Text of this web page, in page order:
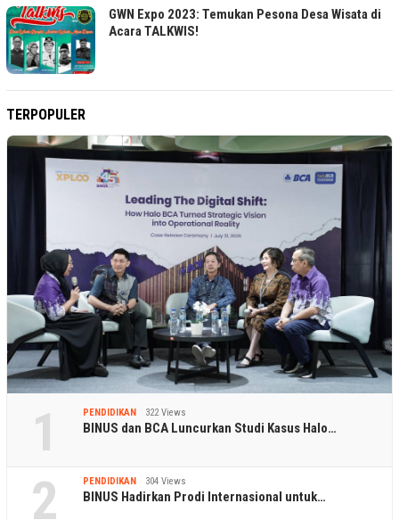
GWN Expo 2023: Temukan Pesona Desa Wisata di
Acara TALKWIS!
TERPOPULER
1 PENDIDIKAN 322 Views
BINUS dan BCA Luncurkan Studi Kasus Halo…
2 PENDIDIKAN 304 Views
BINUS Hadirkan Prodi Internasional untuk…